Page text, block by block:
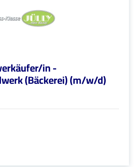
in -
(Bäckerei) (m/w/d)